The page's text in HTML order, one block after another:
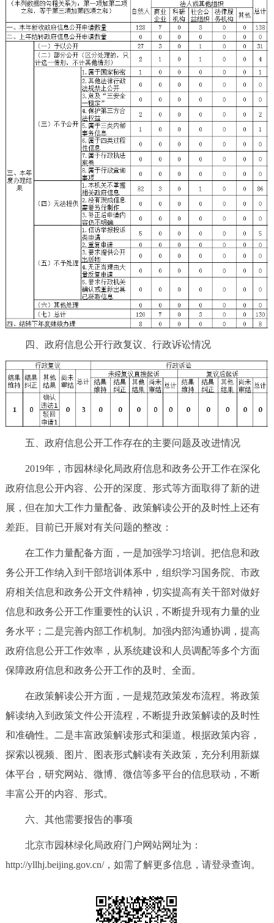
四、政府信息公开行政复议、行政诉讼情况
五、政府信息公开工作存在的主要问题及改进情况
2019年，市园林绿化局政府信息和政务公开工作在深化
政府信息公开内容、公开的深度、形式等方面取得了新的进
展，但在加大工作力量配备、政策解读公开的及时性上还有
差距。目前已开展对有关问题的整改：
在工作力量配备方面，一是加强学习培训。把信息和政
务公开工作纳入到干部培训体系中，组织学习国务院、市政
府相关信息和政务公开文件精神，切实提高有关干部对做好
信息和政务公开工作重要性的认识，不断提升现有力量的业
务水平；二是完善内部工作机制。加强内部沟通协调，提高
政府信息公开工作效率，从系统建设和人员调配等多个方面
保障政府信息和政务公开工作的及时、全面。
在政策解读公开方面，一是规范政策发布流程。将政策
解读纳入到政策文件公开流程，不断提升政策解读的及时性
和准确性。二是丰富政策解读形式和渠道。根据政策内容，
探索以视频、图片、图表形式解读有关政策，充分利用新媒
体平台，研究网站、微博、微信等多平台的信息联动，不断
丰富公开的内容、形式。
六、其他需要报告的事项
北京市园林绿化局政府门户网站网址为：
http://yllhj.beijing.gov.cn/，如需了解更多信息，请登录查询。